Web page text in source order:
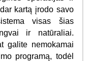
kartą įrodo savo
visas šias
ir natūraliai.
galite nemokamai
programą, todėl